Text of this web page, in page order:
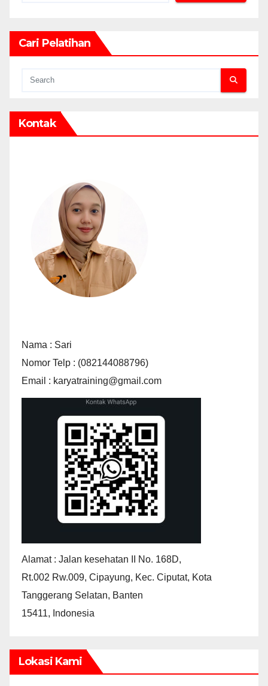
Cari Pelatihan
Kontak
Nama : Sari
Nomor Telp : (082144088796)
Email : karyatraining@gmail.com
Alamat : Jalan kesehatan II No. 168D,
Rt.002 Rw.009, Cipayung, Kec. Ciputat, Kota
Tanggerang Selatan, Banten
15411, Indonesia
Lokasi Kami